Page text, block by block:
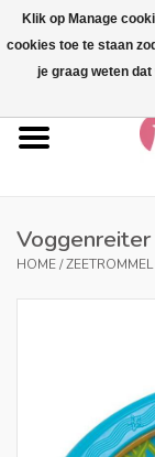
NIEUW in ons
Onze merken
HOME/ZEETROMMEL
Klik op Manage
cookies toe te staan
je graag weten